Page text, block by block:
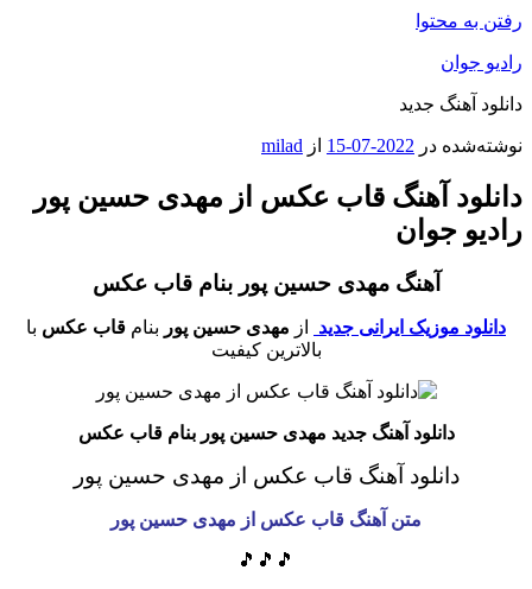
رفتن به محتوا
رادیو جوان
دانلود آهنگ جدید
نوشته‌شده در 2022-07-15 از milad
دانلود آهنگ قاب عکس از مهدی حسین پور
رادیو جوان
آهنگ مهدی حسین پور بنام قاب عکس
دانلود موزیک ایرانی جدید از مهدی حسین پور بنام قاب عکس با
بالاترین کیفیت
دانلود آهنگ جدید مهدی حسین پور بنام قاب عکس
دانلود آهنگ قاب عکس از مهدی حسین پور
متن آهنگ قاب عکس از مهدی حسین پور
🎵🎵🎵